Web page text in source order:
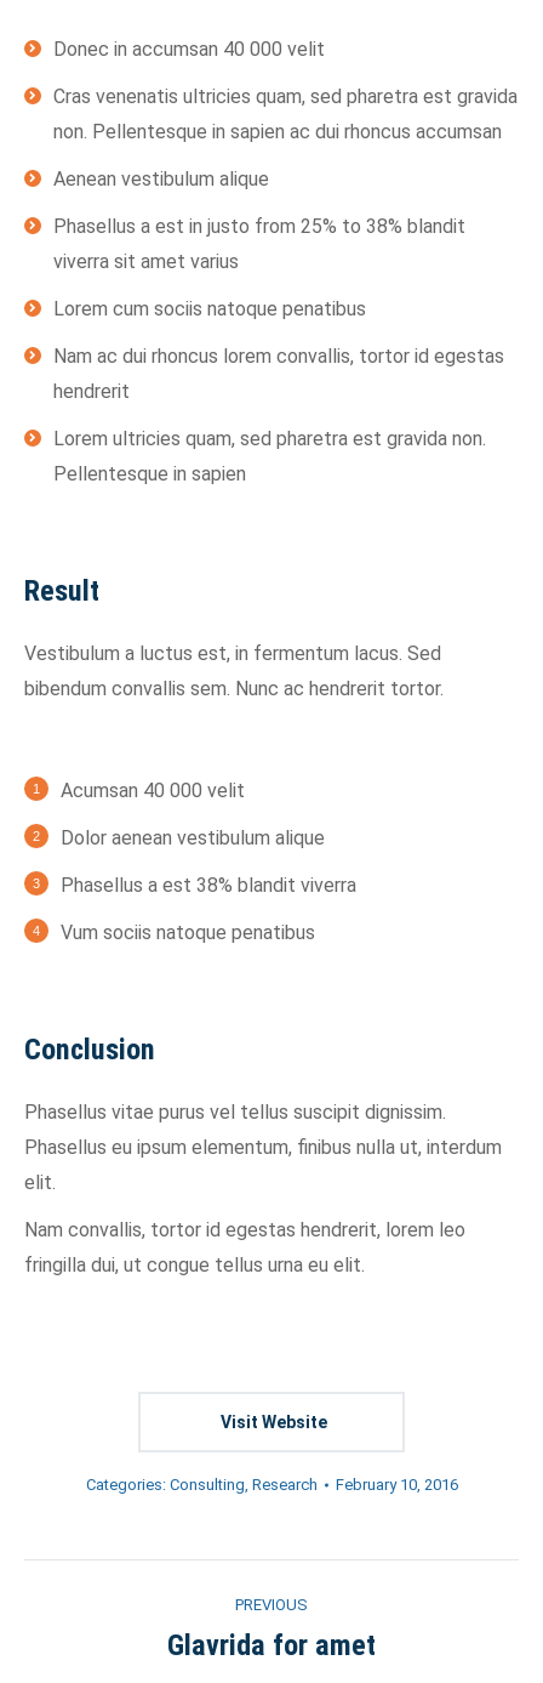
Donec in accumsan 40 000 velit
Cras venenatis ultricies quam, sed pharetra est gravida
non. Pellentesque in sapien ac dui rhoncus accumsan
Aenean vestibulum alique
Phasellus a est in justo from 25% to 38% blandit
viverra sit amet varius
Lorem cum sociis natoque penatibus
Nam ac dui rhoncus lorem convallis, tortor id egestas
hendrerit
Lorem ultricies quam, sed pharetra est gravida non.
Pellentesque in sapien
Result
Vestibulum a luctus est, in fermentum lacus. Sed
bibendum convallis sem. Nunc ac hendrerit tortor.
Acumsan 40 000 velit
Dolor aenean vestibulum alique
Phasellus a est 38% blandit viverra
Vum sociis natoque penatibus
Conclusion
Phasellus vitae purus vel tellus suscipit dignissim.
Phasellus eu ipsum elementum, finibus nulla ut, interdum
elit.
Nam convallis, tortor id egestas hendrerit, lorem leo
fringilla dui, ut congue tellus urna eu elit.
Visit Website
Categories: Consulting, Research February 10, 2016
navigation
PREVIOUS
Previous
Glavrida for amet